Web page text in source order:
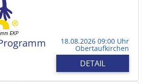
18.08.2026 09:00 Uhr
Obertaufkirchen
DETAIL